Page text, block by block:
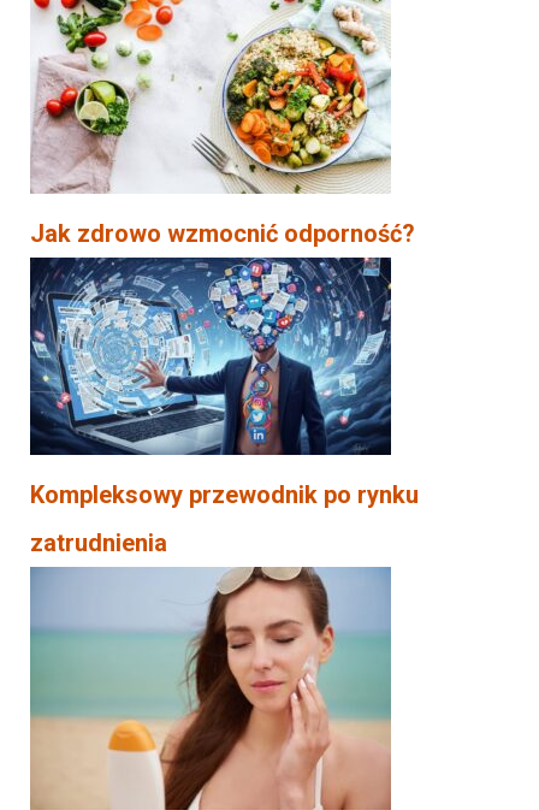
Jak zdrowo wzmocnić odporność?
Kompleksowy przewodnik po rynku
zatrudnienia